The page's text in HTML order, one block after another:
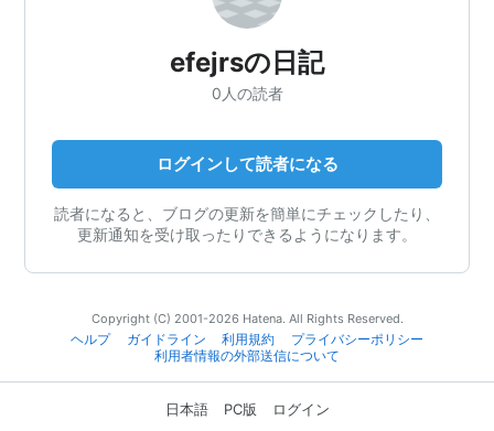
efejrsの日記
0人の読者
ログインして読者になる
読者になると、ブログの更新を簡単にチェックしたり、
更新通知を受け取ったりできるようになります。
Copyright (C) 2001-2026 Hatena. All Rights Reserved.
ヘルプ
ガイドライン 利用規約
プライバシーポリシー
利用者情報の外部送信について
日本語 PC版 ログイン